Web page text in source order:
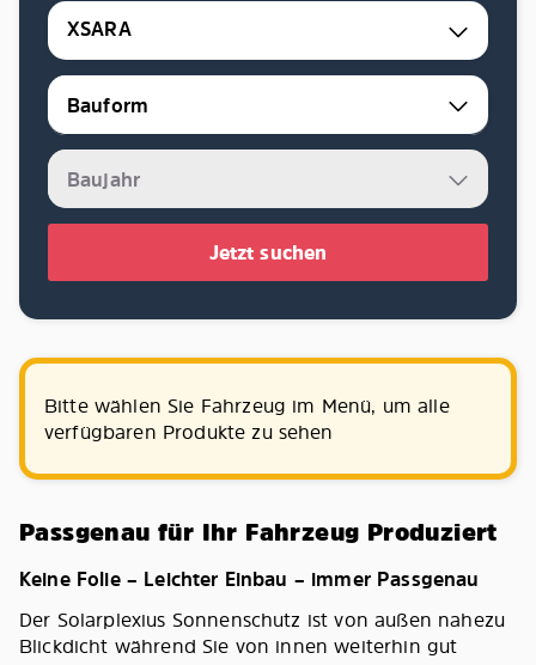
XSARA
Jetzt suchen
Bitte wählen Sie Fahrzeug im Menü, um alle
verfügbaren Produkte zu sehen
Passgenau für Ihr Fahrzeug Produziert
Keine Folie – Leichter Einbau – immer Passgenau
Der Solarplexius Sonnenschutz ist von außen nahezu
Blickdicht während Sie von innen weiterhin gut